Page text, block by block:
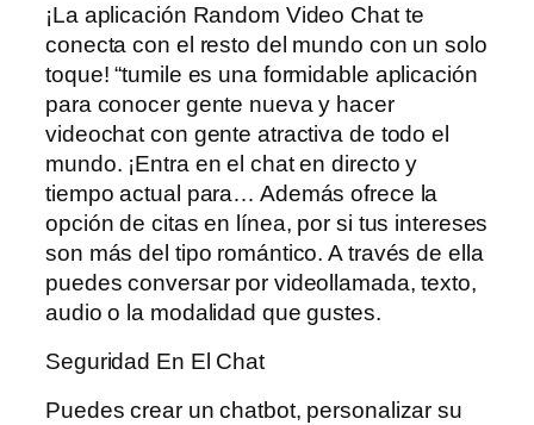
¡La aplicación Random Video Chat te
conecta con el resto del mundo con un solo
toque! “tumile es una formidable aplicación
para conocer gente nueva y hacer
videochat con gente atractiva de todo el
mundo. ¡Entra en el chat en directo y
tiempo actual para… Además ofrece la
opción de citas en línea, por si tus intereses
son más del tipo romántico. A través de ella
puedes conversar por videollamada, texto,
audio o la modalidad que gustes.
Seguridad En El Chat
Puedes crear un chatbot, personalizar su